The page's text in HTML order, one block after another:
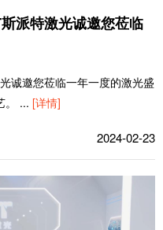
派特激光诚邀您莅临
诚邀您莅临一年一度的激光盛
... [详情]
2024-02-23